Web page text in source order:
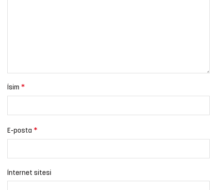
İsim *
E-posta *
İnternet sitesi